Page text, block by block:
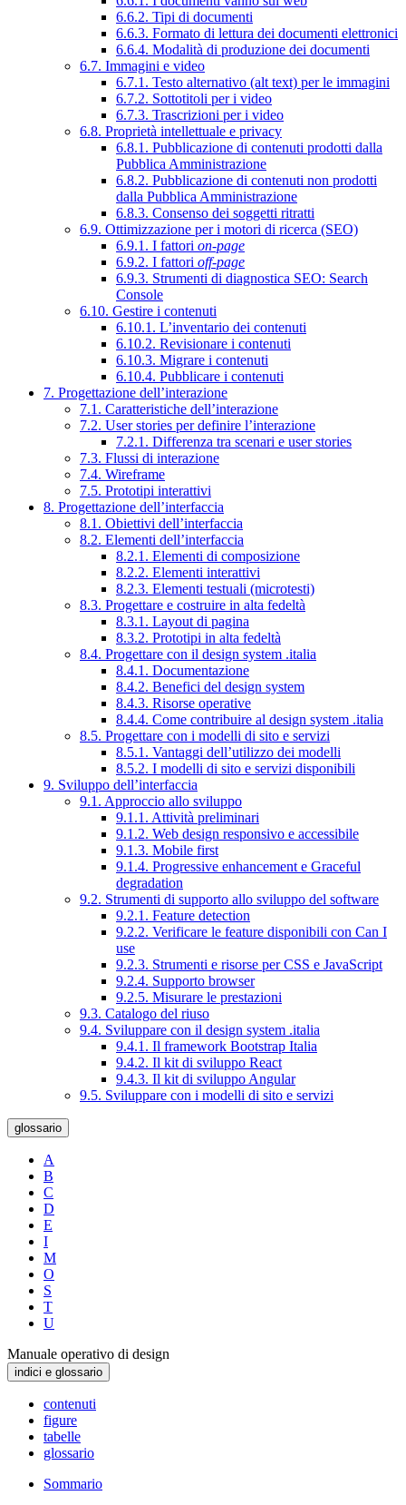
6.6.2. Tipi di documenti
6.6.3. Formato di lettura dei documenti elettronici
6.6.4. Modalità di produzione dei documenti
6.7. Immagini e video
6.7.1. Testo alternativo (alt text) per le immagini
6.7.2. Sottotitoli per i video
6.7.3. Trascrizioni per i video
6.8. Proprietà intellettuale e privacy
6.8.1. Pubblicazione di contenuti prodotti dalla
Pubblica Amministrazione
6.8.2. Pubblicazione di contenuti non prodotti
dalla Pubblica Amministrazione
6.8.3. Consenso dei soggetti ritratti
6.9. Ottimizzazione per i motori di ricerca (SEO)
6.9.1. I fattori on-page
6.9.2. I fattori off-page
6.9.3. Strumenti di diagnostica SEO: Search
Console
6.10. Gestire i contenuti
6.10.1. L’inventario dei contenuti
6.10.2. Revisionare i contenuti
6.10.3. Migrare i contenuti
6.10.4. Pubblicare i contenuti
7. Progettazione dell’interazione
7.1. Caratteristiche dell’interazione
7.2. User stories per definire l’interazione
7.2.1. Differenza tra scenari e user stories
7.3. Flussi di interazione
7.4. Wireframe
7.5. Prototipi interattivi
8. Progettazione dell’interfaccia
8.1. Obiettivi dell’interfaccia
8.2. Elementi dell’interfaccia
8.2.1. Elementi di composizione
8.2.2. Elementi interattivi
8.2.3. Elementi testuali (microtesti)
8.3. Progettare e costruire in alta fedeltà
8.3.1. Layout di pagina
8.3.2. Prototipi in alta fedeltà
8.4. Progettare con il design system .italia
8.4.1. Documentazione
8.4.2. Benefici del design system
8.4.3. Risorse operative
8.4.4. Come contribuire al design system .italia
8.5. Progettare con i modelli di sito e servizi
8.5.1. Vantaggi dell’utilizzo dei modelli
8.5.2. I modelli di sito e servizi disponibili
9. Sviluppo dell’interfaccia
9.1. Approccio allo sviluppo
9.1.1. Attività preliminari
9.1.2. Web design responsivo e accessibile
9.1.3. Mobile first
9.1.4. Progressive enhancement e Graceful
degradation
9.2. Strumenti di supporto allo sviluppo del software
9.2.1. Feature detection
9.2.2. Verificare le feature disponibili con Can I
use
9.2.3. Strumenti e risorse per CSS e JavaScript
9.2.4. Supporto browser
9.2.5. Misurare le prestazioni
9.3. Catalogo del riuso
9.4. Sviluppare con il design system .italia
9.4.1. Il framework Bootstrap Italia
9.4.2. Il kit di sviluppo React
9.4.3. Il kit di sviluppo Angular
9.5. Sviluppare con i modelli di sito e servizi
glossario
A
B
C
D
E
I
M
O
S
T
U
Manuale operativo di design
indici e glossario
contenuti
figure
tabelle
glossario
Sommario